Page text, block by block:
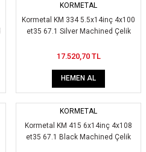
KORMETAL
Kormetal KM 334 5.5x14inç 4x100
et35 67.1 Silver Machined Çelik
17.520,70 TL
HEMEN AL
KORMETAL
Kormetal KM 415 6x14inç 4x108
et35 67.1 Black Machined Çelik